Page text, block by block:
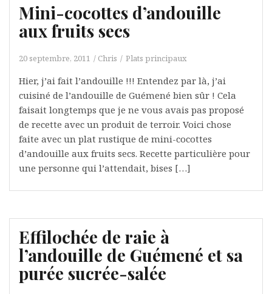
Mini-cocottes d’andouille
aux fruits secs
20 septembre, 2011 Chris Plats principaux
Hier, j’ai fait l’andouille !!! Entendez par là, j’ai
cuisiné de l’andouille de Guémené bien sûr ! Cela
faisait longtemps que je ne vous avais pas proposé
de recette avec un produit de terroir. Voici chose
faite avec un plat rustique de mini-cocottes
d’andouille aux fruits secs. Recette particulière pour
une personne qui l’attendait, bises […]
Effilochée de raie à
l’andouille de Guémené et sa
purée sucrée-salée